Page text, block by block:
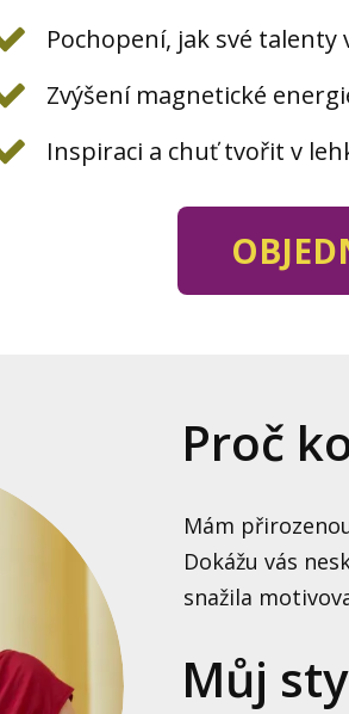
Pochopení, jak své
Zvýšení magnetické
Inspiraci a chuť tvořit v
Proč
Mám
Dokážu vás
snažila
Můj